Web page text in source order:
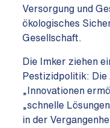
Versorgung und
ökologisches
Gesellschaft.
Die Imker ziehen
Pestizidpolitik:
„Innovationen
„schnelle
in der